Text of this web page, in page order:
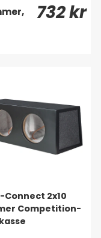
732 kr
2x10
Competition-